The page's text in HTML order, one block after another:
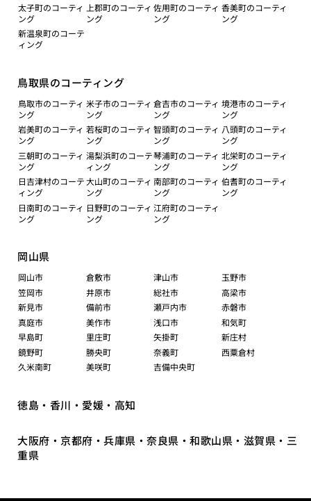
太子町のコーティ
ング
上郡町のコーティ
ング
佐用町のコーティ
ング
香美町のコーティ
ング
新温泉町のコーテ
ィング
鳥取県のコーティング
鳥取市のコーティ
ング
米子市のコーティ
ング
倉吉市のコーティ
ング
境港市のコーティ
ング
岩美町のコーティ
ング
若桜町のコーティ
ング
智頭町のコーティ
ング
八頭町のコーティ
ング
三朝町のコーティ
ング
湯梨浜町のコーテ
ィング
琴浦町のコーティ
ング
北栄町のコーティ
ング
日吉津村のコーテ
ィング
大山町のコーティ
ング
南部町のコーティ
ング
伯耆町のコーティ
ング
日南町のコーティ
ング
日野町のコーティ
ング
江府町のコーティ
ング
岡山県
岡山市 倉敷市 津山市
玉野市
笠岡市
井原市 総社市
高梁市
新見市
備前市 瀬戸内市
赤磐市
真庭市
美作市 浅口市
和気町
早島町
里庄町 矢掛町
新庄村
鏡野町
勝央町 奈義町
西粟倉村
久米南町
美咲町 吉備中央町
徳島・香川・愛媛・高知
大阪府・京都府・兵庫県・奈良県・和歌山県・滋賀県・三
重県